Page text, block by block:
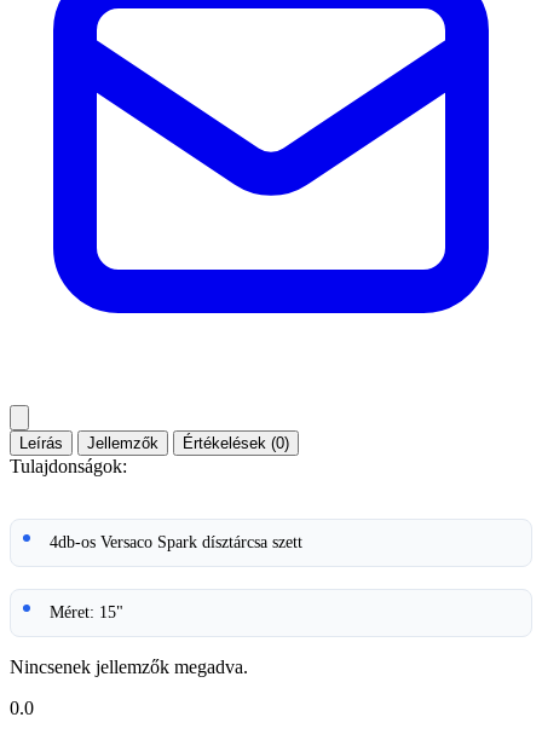
Leírás Jellemzők Értékelések (0)
Tulajdonságok:
4db-os Versaco Spark dísztárcsa szett
Méret: 15"
Nincsenek jellemzők megadva.
0.0